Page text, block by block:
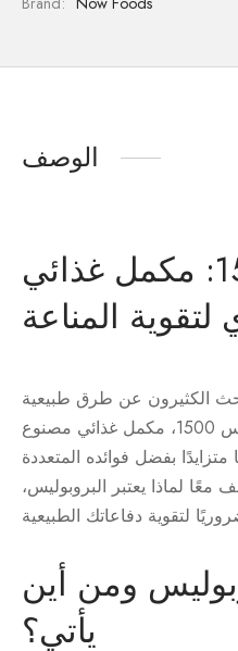
الوصف
بروبوليس 1500: مكمل غذائي
المناعة
الكثيرون عن طرق طبيعية
لتقوية جهازهم المناعي. بروبوليس 1500، مكمل غذائي مصنوع
متزايدًا بفضل فوائده المتعددة
لماذا يعتبر البروبوليس،
ومن أين
يأتي؟